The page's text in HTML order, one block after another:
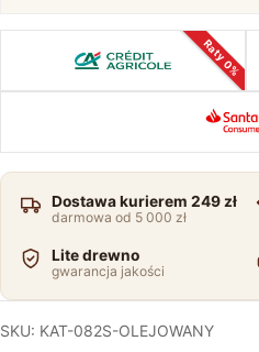
Raty 0%
Dostawa kurierem 249 zł
darmowa od 5 000 zł
Lite drewno
gwarancja jakości
SKU: KAT-082S-OLEJOWANY